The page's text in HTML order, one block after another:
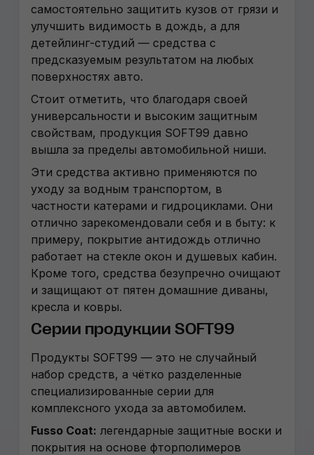
самостоятельно защитить кузов от грязи и
улучшить видимость в дождь, а для
детейлинг-студий — средства с
предсказуемым результатом на любых
поверхностях авто.
Стоит отметить, что благодаря своей
универсальности и высоким защитным
свойствам, продукция SOFT99 давно
вышла за пределы автомобильной ниши.
Эти средства активно применяются по
уходу за водным транспортом, в
частности катерами и гидроциклами. Они
отлично зарекомендовали себя и в быту: к
примеру, покрытие антидождь отлично
работает на стекле окон и душевых кабин.
Кроме того, средства безупречно очищают
и защищают от пятен домашние диваны,
кресла и ковры.
Серии продукции SOFT99
Продукты SOFT99 — это не случайный
набор средств, а чётко разделенные
специализированные серии для
комплексного ухода за автомобилем.
Fusso Coat: легендарные защитные воски и
покрытия на основе фторполимеров